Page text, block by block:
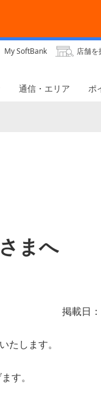
My SoftBank 店舗を
通信・エリア ポ
まへ
掲載日
たします。
す。